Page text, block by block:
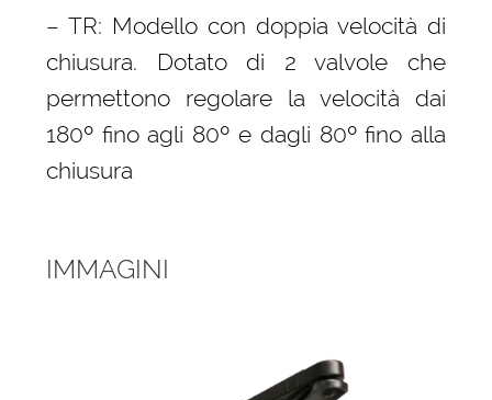
– TR: Modello con doppia velocità di
chiusura. Dotato di 2 valvole che
permettono regolare la velocità dai
180º fino agli 80º e dagli 80º fino alla
chiusura
IMMAGINI